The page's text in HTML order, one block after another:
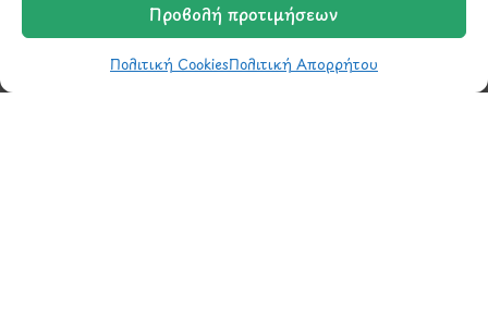
Προβολή προτιμήσεων
Πολιτική CookiesΠολιτική Απορρήτου
info@ypografi.com
ΚαλάθιΣύγκριση
Ο Λογαριασμός μου